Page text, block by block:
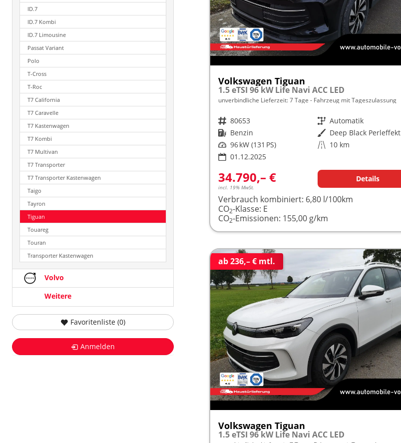
Volkswagen Tiguan
1.5 eTSI 96 kW Life Navi ACC LED
unverbindliche Lieferzeit:7 Tage Fahrzeug mit Tageszulassung
Fahrzeugnr. 80653 Getriebe Automatik
Kraftstoff Benzin Außenfarbe Deep Black Perleffekt
Leistung 96 kW (131 PS) Kilometerstand 10 km
01.12.2025
34.790,– €
incl. 19% MwSt.
Details
Verbrauch kombiniert: 6,80 l/100km
CO2-Klasse: E
CO2-Emissionen: 155,00 g/km
ab 236,– € mtl.
Volkswagen Tiguan
1.5 eTSI 96 kW Life Navi ACC LED
ID.7
ID.7 Kombi
ID.7 Limousine
Passat Variant
Polo
T-Cross
T-Roc
T7 California
T7 Caravelle
T7 Kastenwagen
T7 Kombi
T7 Multivan
T7 Transporter
T7 Transporter Kastenwagen
Taigo
Tayron
Tiguan
Touareg
Touran
Transporter Kastenwagen
Volvo
Weitere
Favoritenliste (0)
Anmelden